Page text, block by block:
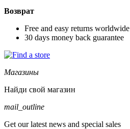
Возврат
Free and easy returns worldwide
30 days money back guarantee
Магазины
Найди свой магазин
mail_outline
Get our latest news and special sales